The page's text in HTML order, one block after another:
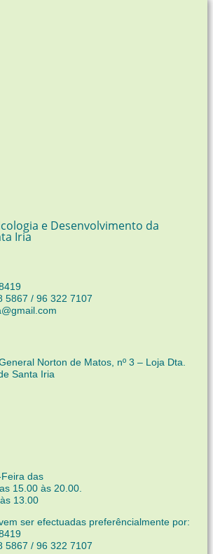
e Desenvolvimento da
Iria
5867 / 96 322 7107
Norton de Matos, nº 3 – Loja Dta.
Santa Iria
das
15.00 às 20.00.
13.00
ser efectuadas preferêncialmente por:
5867 / 96 322 7107